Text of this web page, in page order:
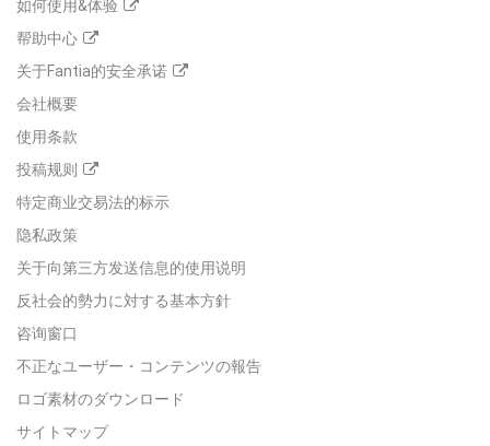
如何使用&体验
帮助中心
关于Fantia的安全承诺
会社概要
使用条款
投稿规则
特定商业交易法的标示
隐私政策
关于向第三方发送信息的使用说明
反社会的勢力に対する基本方針
咨询窗口
不正なユーザー・コンテンツの報告
ロゴ素材のダウンロード
サイトマップ